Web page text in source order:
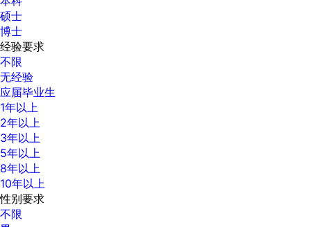
硕士
博士
经验要求
不限
无经验
应届毕业生
1年以上
2年以上
3年以上
5年以上
8年以上
10年以上
性别要求
不限